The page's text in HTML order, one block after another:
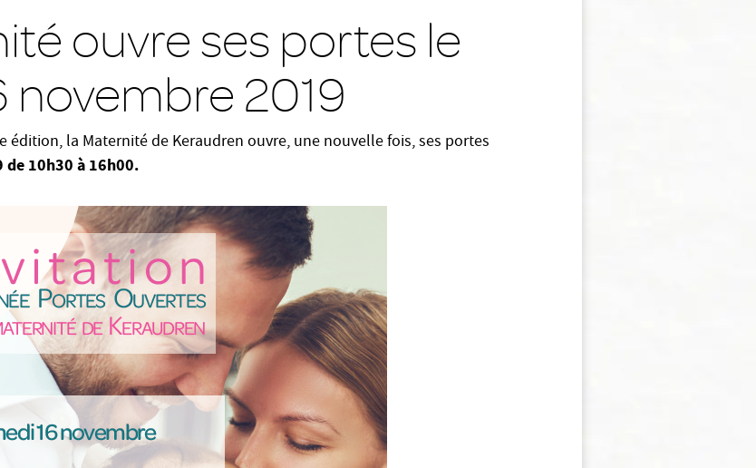
ouvre ses portes le
novembre 2019
édition, la Maternité de Keraudren ouvre, une nouvelle fois, ses portes
de 10h30 à 16h00.